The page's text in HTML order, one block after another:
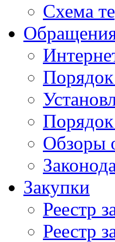
Схема
Обзоры
Закупки
Реестр
Реестр